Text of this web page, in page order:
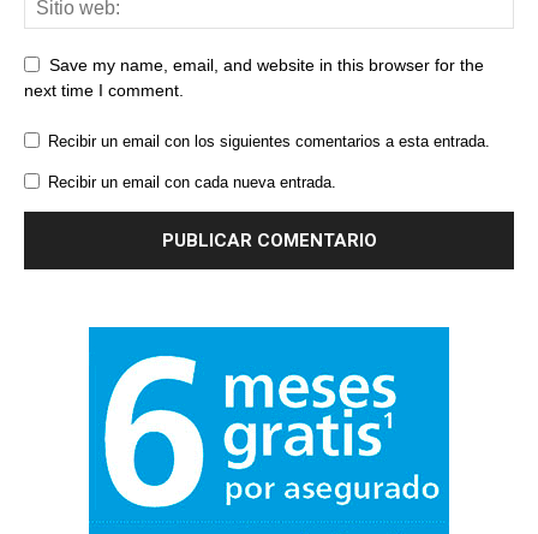
Save my name, email, and website in this browser for the
next time I comment.
Recibir un email con los siguientes comentarios a esta entrada.
Recibir un email con cada nueva entrada.